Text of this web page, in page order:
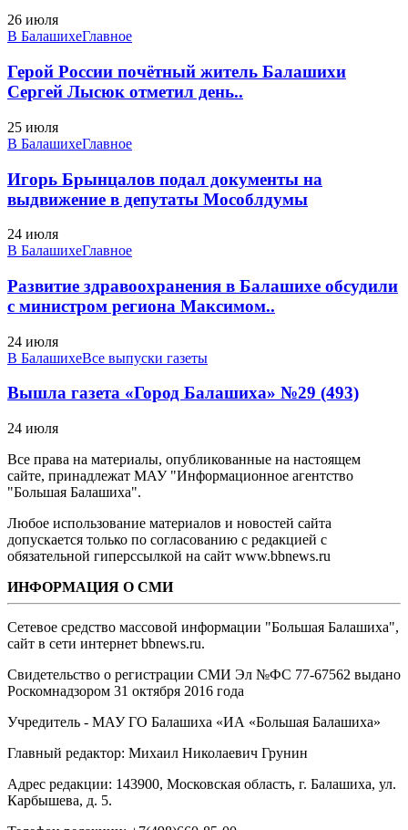
26 июля
В БалашихеГлавное
Герой России почётный житель Балашихи
Сергей Лысюк отметил день..
25 июля
В БалашихеГлавное
Игорь Брынцалов подал документы на
выдвижение в депутаты Мособлдумы
24 июля
В БалашихеГлавное
Развитие здравоохранения в Балашихе обсудили
с министром региона Максимом..
24 июля
В БалашихеВсе выпуски газеты
Вышла газета «Город Балашиха» №29 (493)
24 июля
Все права на материалы, опубликованные на настоящем
сайте, принадлежат МАУ "Информационное агентство
"Большая Балашиха".
Любое использование материалов и новостей сайта
допускается только по согласованию с редакцией с
обязательной гиперссылкой на сайт www.bbnews.ru
ИНФОРМАЦИЯ О СМИ
Сетевое средство массовой информации "Большая Балашиха",
сайт в сети интернет bbnews.ru.
Свидетельство о регистрации СМИ Эл №ФС ‎77-67562 выдано
Роскомнадзором 31 октября 2016 года
Учредитель - МАУ ГО Балашиха «ИА «Большая Балашиха»
Главный редактор: Михаил Николаевич Грунин
Адрес редакции: 143900, Московская область, г. Балашиха, ул.
Карбышева, д. 5.